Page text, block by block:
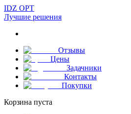
IDZ OPT
Лучшие решения
Отзывы
Цены
Задачники
Контакты
Покупки
Корзина пуста